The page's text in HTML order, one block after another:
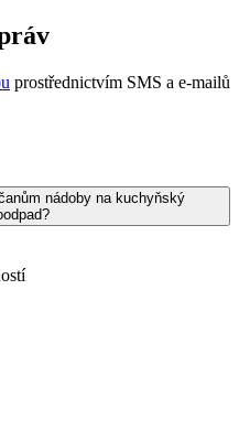
prostřednictvím SMS a e-mailů
nádoby na kuchyňský